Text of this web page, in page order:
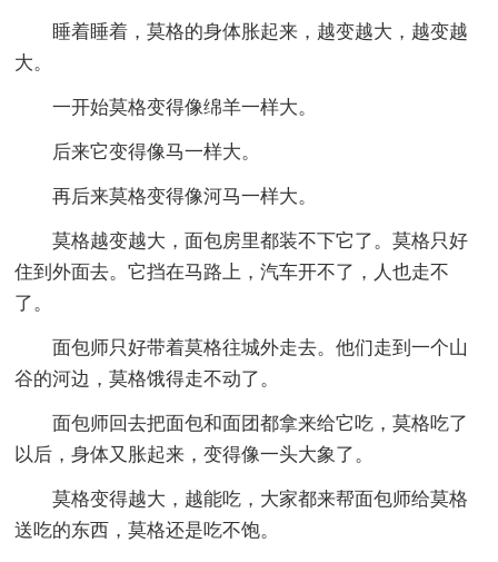
睡着睡着，莫格的身体胀起来，越变越大，越变越
大。
一开始莫格变得像绵羊一样大。
后来它变得像马一样大。
再后来莫格变得像河马一样大。
莫格越变越大，面包房里都装不下它了。莫格只好
住到外面去。它挡在马路上，汽车开不了，人也走不
了。
面包师只好带着莫格往城外走去。他们走到一个山
谷的河边，莫格饿得走不动了。
面包师回去把面包和面团都拿来给它吃，莫格吃了
以后，身体又胀起来，变得像一头大象了。
莫格变得越大，越能吃，大家都来帮面包师给莫格
送吃的东西，莫格还是吃不饱。